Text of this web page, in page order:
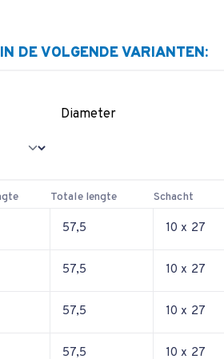
DE VOLGENDE VARIANTEN:
Diameter
Totale lengte Schacht
57,5 10 x 27
57,5 10 x 27
57,5 10 x 27
57,5 10 x 27